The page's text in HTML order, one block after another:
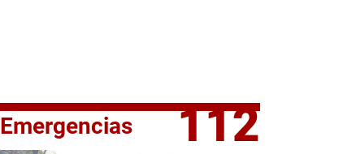
Emergencias 112